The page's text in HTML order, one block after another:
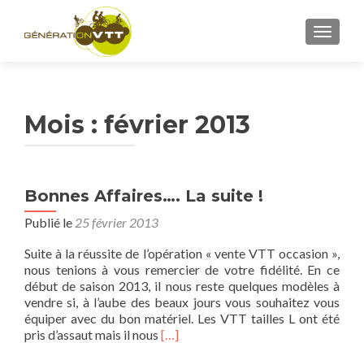
Mois : février 2013
Bonnes Affaires…. La suite !
Publié le 25 février 2013
Suite à la réussite de l’opération « vente VTT occasion »,
nous tenions à vous remercier de votre fidélité. En ce
début de saison 2013, il nous reste quelques modèles à
vendre si, à l’aube des beaux jours vous souhaitez vous
équiper avec du bon matériel. Les VTT tailles L ont été
pris d’assaut mais il nous En
[…]